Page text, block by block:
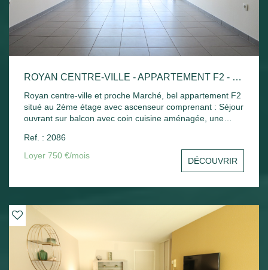
ROYAN CENTRE-VILLE - APPARTEMENT F2 - 42.52M²
Royan centre-ville et proche Marché, bel appartement F2
situé au 2ème étage avec ascenseur comprenant : Séjour
ouvrant sur balcon avec coin cuisine aménagée, une
Une place de parking en sous-sol - Chauffage électrique.
Ref. : 2086
Loyer 750 €/mois
DÉCOUVRIR